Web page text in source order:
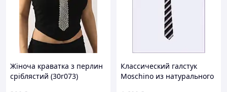
Жіноча краватка з перлин
сріблястий (30r073)
Классический галстук
Moschino из натурального